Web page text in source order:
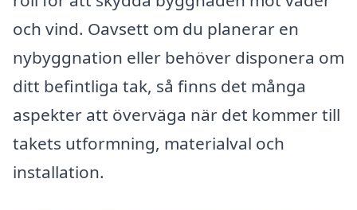
och vind. Oavsett om du planerar en
nybyggnation eller behöver disponera om
ditt befintliga tak, så finns det många
aspekter att överväga när det kommer till
takets utformning, materialval och
installation.